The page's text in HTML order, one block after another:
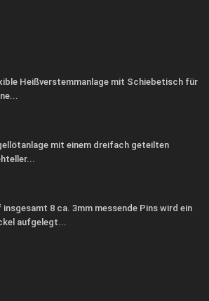
Heißverstemmanlage mit Schiebetisch für
mit einem dreifach geteilten
insgesamt 8 ca. 3mm messende Pins wird ein
aufgelegt...